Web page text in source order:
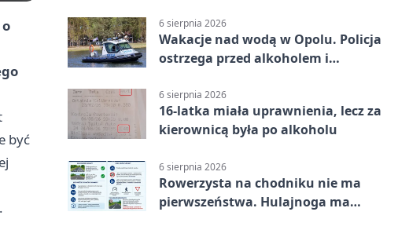
być
6 sierpnia 2026
Wakacje nad wodą w Opolu. Policja
ostrzega przed alkoholem i
6 sierpnia 2026
16-latka miała uprawnienia, lecz za
kierownicą była po alkoholu
6 sierpnia 2026
Rowerzysta na chodniku nie ma
pierwszeństwa. Hulajnoga ma